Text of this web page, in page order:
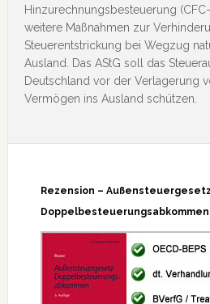
Hinzurechnungsbesteuerung
weitere Maßnahmen zur
Steuerentstrickung bei Wegzug
Ausland. Das AStG soll das
Deutschland vor der Verlagerung
Vermögen ins Ausland schützen.
Rezension – Außensteuergesetz
Doppelbesteuerungsabkommen